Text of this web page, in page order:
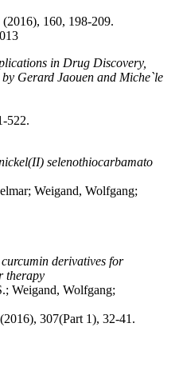
160, 198-209.
in Drug Discovery,
Gerard Jaouen and Miche`le
522.
selenothiocarbamato
Weigand, Wolfgang;
derivatives for
therapy
Weigand, Wolfgang;
307(Part 1), 32-41.